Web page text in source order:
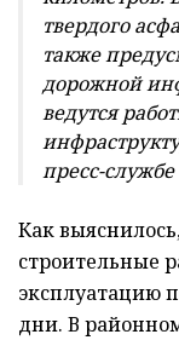
твердого
также
дорожной
ведутся
пресс-
Как
строительные
эксплуатацию
дни. В